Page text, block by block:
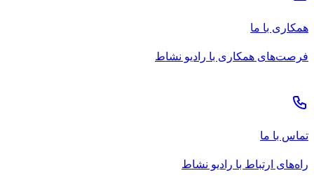
همکاری با ما
فرصت‌های همکاری با رادیو نشاط
تماس با ما
راه‌های ارتباط با رادیو نشاط